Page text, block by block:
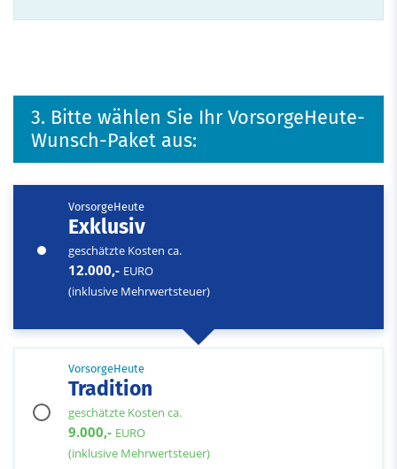
3. Bitte wählen Sie Ihr VorsorgeHeute-
Wunsch-Paket aus:
VorsorgeHeute
Exklusiv
geschätzte Kosten ca.
12.000,- EURO
(inklusive Mehrwertsteuer)
VorsorgeHeute
Tradition
geschätzte Kosten ca.
9.000,- EURO
(inklusive Mehrwertsteuer)